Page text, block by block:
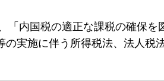
「内国税の適正な課税の確保
実施に伴う所得税法、法人税